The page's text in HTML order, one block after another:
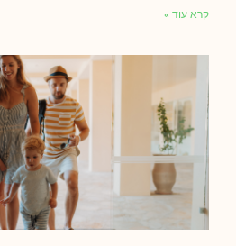
קרא עוד »